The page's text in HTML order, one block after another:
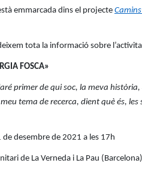
emmarcada dins el projecte
tota la informació sobre
FOSCA»
primer de qui soc, la meva
tema de recerca, dient què és,
de desembre de 2021 a les 17h
de La Verneda i La Pau (Barcelona)